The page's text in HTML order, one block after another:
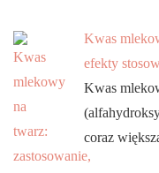
Kwas
efekty
Kwas
coraz